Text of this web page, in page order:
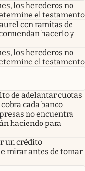
los herederos no
el testamento
con ramitas de
hacerlo y
los herederos no
el testamento
de adelantar cuotas
cada banco
no encuentra
haciendo para
un crédito
mirar antes de tomar